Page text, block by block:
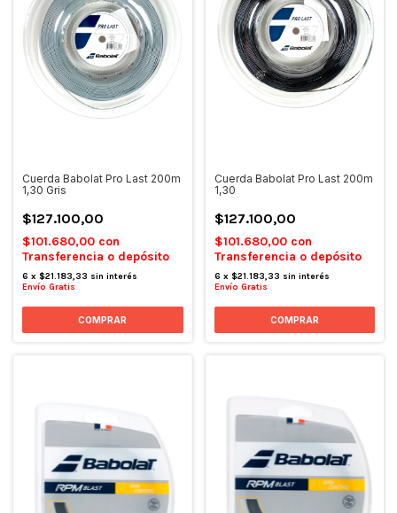
Cuerda Babolat Pro Last 200m
1,30 Gris
$127.100,00
$101.680,00 con
Transferencia o depósito
6 x $21.183,33 sin interés
Envío Gratis
COMPRAR
Cuerda Babolat Pro Last 200m
1,30
$127.100,00
$101.680,00 con
Transferencia o depósito
6 x $21.183,33 sin interés
Envío Gratis
COMPRAR